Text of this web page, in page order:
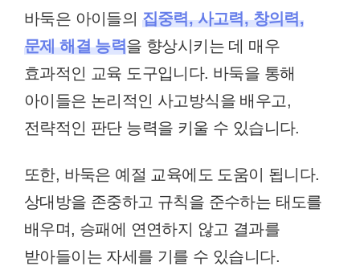
바둑은 아이들의 집중력, 사고력, 창의력,
문제 해결 능력을 향상시키는 데 매우
효과적인 교육 도구입니다. 바둑을 통해
아이들은 논리적인 사고방식을 배우고,
전략적인 판단 능력을 키울 수 있습니다.
또한, 바둑은 예절 교육에도 도움이 됩니다.
상대방을 존중하고 규칙을 준수하는 태도를
배우며, 승패에 연연하지 않고 결과를
받아들이는 자세를 기를 수 있습니다.